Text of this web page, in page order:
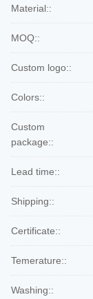
Material::
MOQ::
Custom logo::
Colors::
Custom
package::
Lead time::
Shipping::
Certificate::
Temerature::
Washing::